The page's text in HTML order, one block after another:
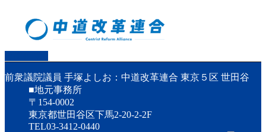
前衆議院議員 手塚よしお：中道改革連合 東京５区 世田谷
■地元事務所
〒154-0002
東京都世田谷区下馬2-20-2-2F
TEL03-3412-0440